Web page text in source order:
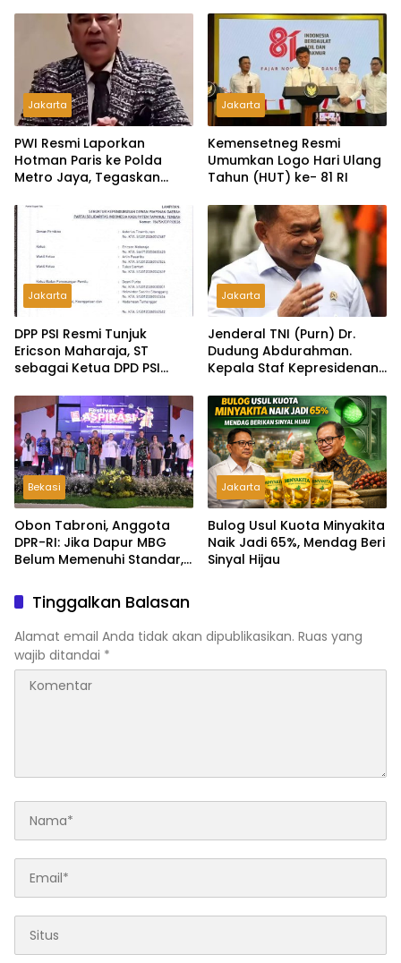
Jakarta
PWI Resmi Laporkan
Hotman Paris ke Polda
Metro Jaya, Tegaskan
Martabat Wartawan
Jakarta
Kemensetneg Resmi
Umumkan Logo Hari Ulang
Tahun (HUT) ke- 81 RI
Jakarta
DPP PSI Resmi Tunjuk
Ericson Maharaja, ST
sebagai Ketua DPD PSI
Jakarta
Jenderal TNI (Purn) Dr.
Dudung Abdurahman.
Kepala Staf Kepresidenan
MBG: Tak Sesuai Aturan di
Lapangan, Akan Dibabat
Bekasi
Obon Tabroni, Anggota
DPR-RI: Jika Dapur MBG
Belum Memenuhi Standar,
Ditutup
Jakarta
Bulog Usul Kuota Minyakita
Naik Jadi 65%, Mendag Beri
Sinyal Hijau
Tinggalkan Balasan
Alamat email Anda tidak akan dipublikasikan. Ruas yang
wajib ditandai *